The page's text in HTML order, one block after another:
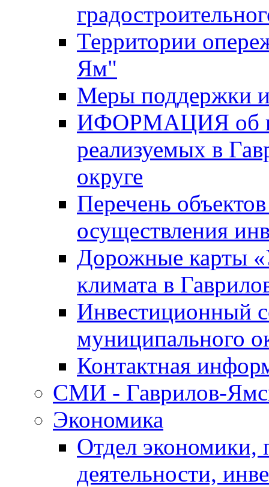
Территории
Ям"
Меры поддержки
ИФОРМАЦИЯ об
реализуемых в
округе
Перечень
осуществления
Дорожные карты
климата в
Инвестиционный
муниципального
Контактная
СМИ - Гаврилов-
Экономика
Отдел экономики,
деятельности,